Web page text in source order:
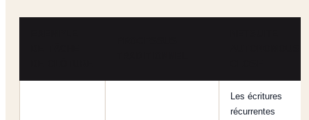
Les écritures
récurrentes